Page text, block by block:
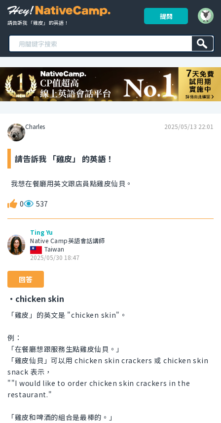
請告訴我 「雞皮」 的英語！
提問
Charles 2025/05/13 22:01
請告訴我 「雞皮」 的英語！
我想在餐廳用英文跟店員點雞皮仙貝。
0 537
Ting Yu
Native Camp英語會話講師
Taiwan
2025/05/30 18:47
回答
・chicken skin
「雞皮」的英文是 "chicken skin"。
例：
「在餐廳想跟服務生點雞皮仙貝。」
「雞皮仙貝」可以用 chicken skin crackers 或 chicken skin
snack 表示，
""I would like to order chicken skin crackers in the
restaurant."
「雞皮和啤酒的組合是最棒的。」